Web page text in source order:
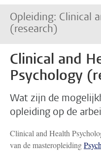
Opleiding: Clinical
(research)
Clinical and
Psychology
Wat zijn de
opleiding op de
Clinical and Health
van de masteropleiding